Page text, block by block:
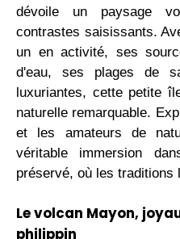
dévoile un paysage
contrastes saisissants.
un en activité, ses
d'eau, ses plages de
luxuriantes, cette petite
naturelle remarquable.
et les amateurs de
véritable immersion
préservé, où les traditions
Le volcan Mayon,
philippin